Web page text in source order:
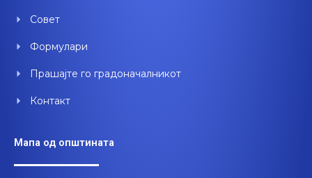
Совет
Формулари
Прашајте го градоначалникот
Контакт
Мапа од општината